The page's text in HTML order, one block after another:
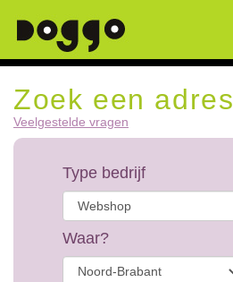
Zoek een adres
Veelgestelde vragen
Type bedrijf
Waar?